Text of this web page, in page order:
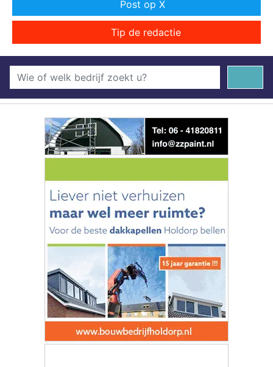
Post op X
Tip de redactie